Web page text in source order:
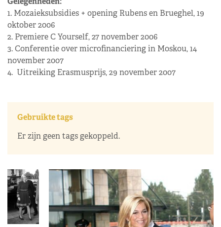
1. Mozaieksubsidies + opening Rubens en Brueghel, 19
oktober 2006
2. Premiere C Yourself, 27 november 2006
3. Conferentie over microfinanciering in Moskou, 14
november 2007
4. Uitreiking Erasmusprijs, 29 november 2007
Gebruikte tags
Er zijn geen tags gekoppeld.